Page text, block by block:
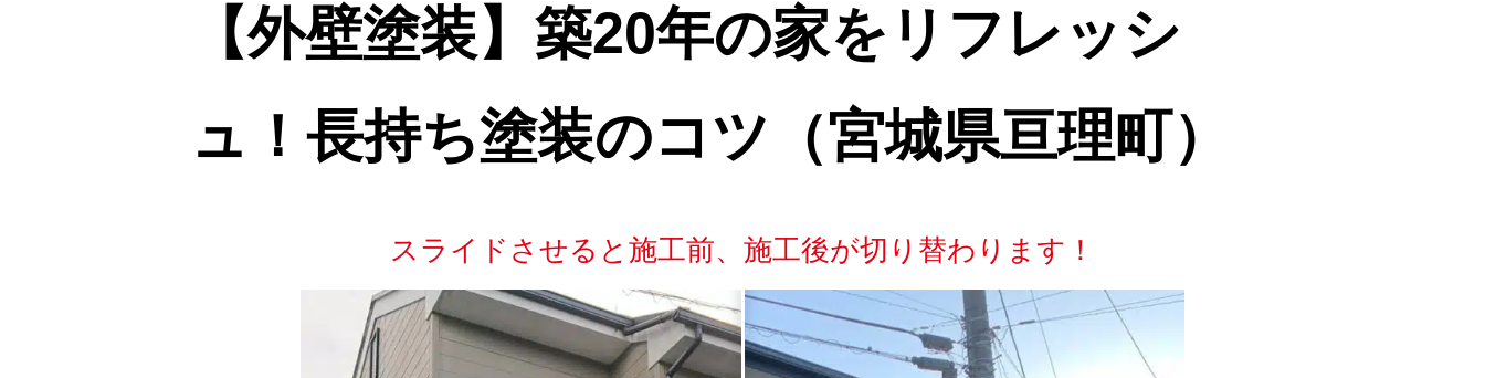
【外壁塗装】築20年の家をリフレッシ
ュ！長持ち塗装のコツ（宮城県亘理町）
スライドさせると 施工前、施工後が切り替わります！